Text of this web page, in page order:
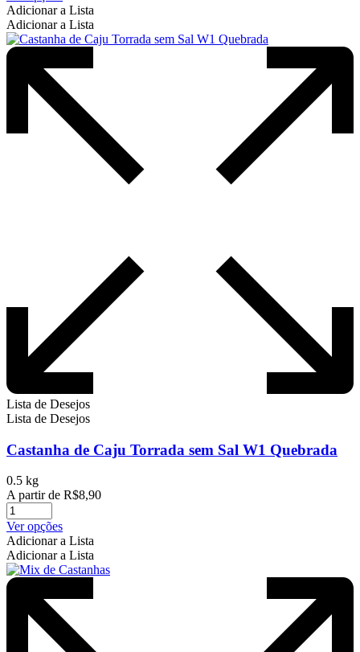
produto
tem
várias
As
podem
escolhidas
página
Adicionar a Lista
Adicionar a Lista
Lista de Desejos
Lista de Desejos
Castanha de Caju Torrada sem Sal W1 Quebrada
0.5 kg
A partir de R$8,90
Ver opçõesEste
produto
tem
várias
As
podem
Adicionar a Lista
Adicionar a Lista